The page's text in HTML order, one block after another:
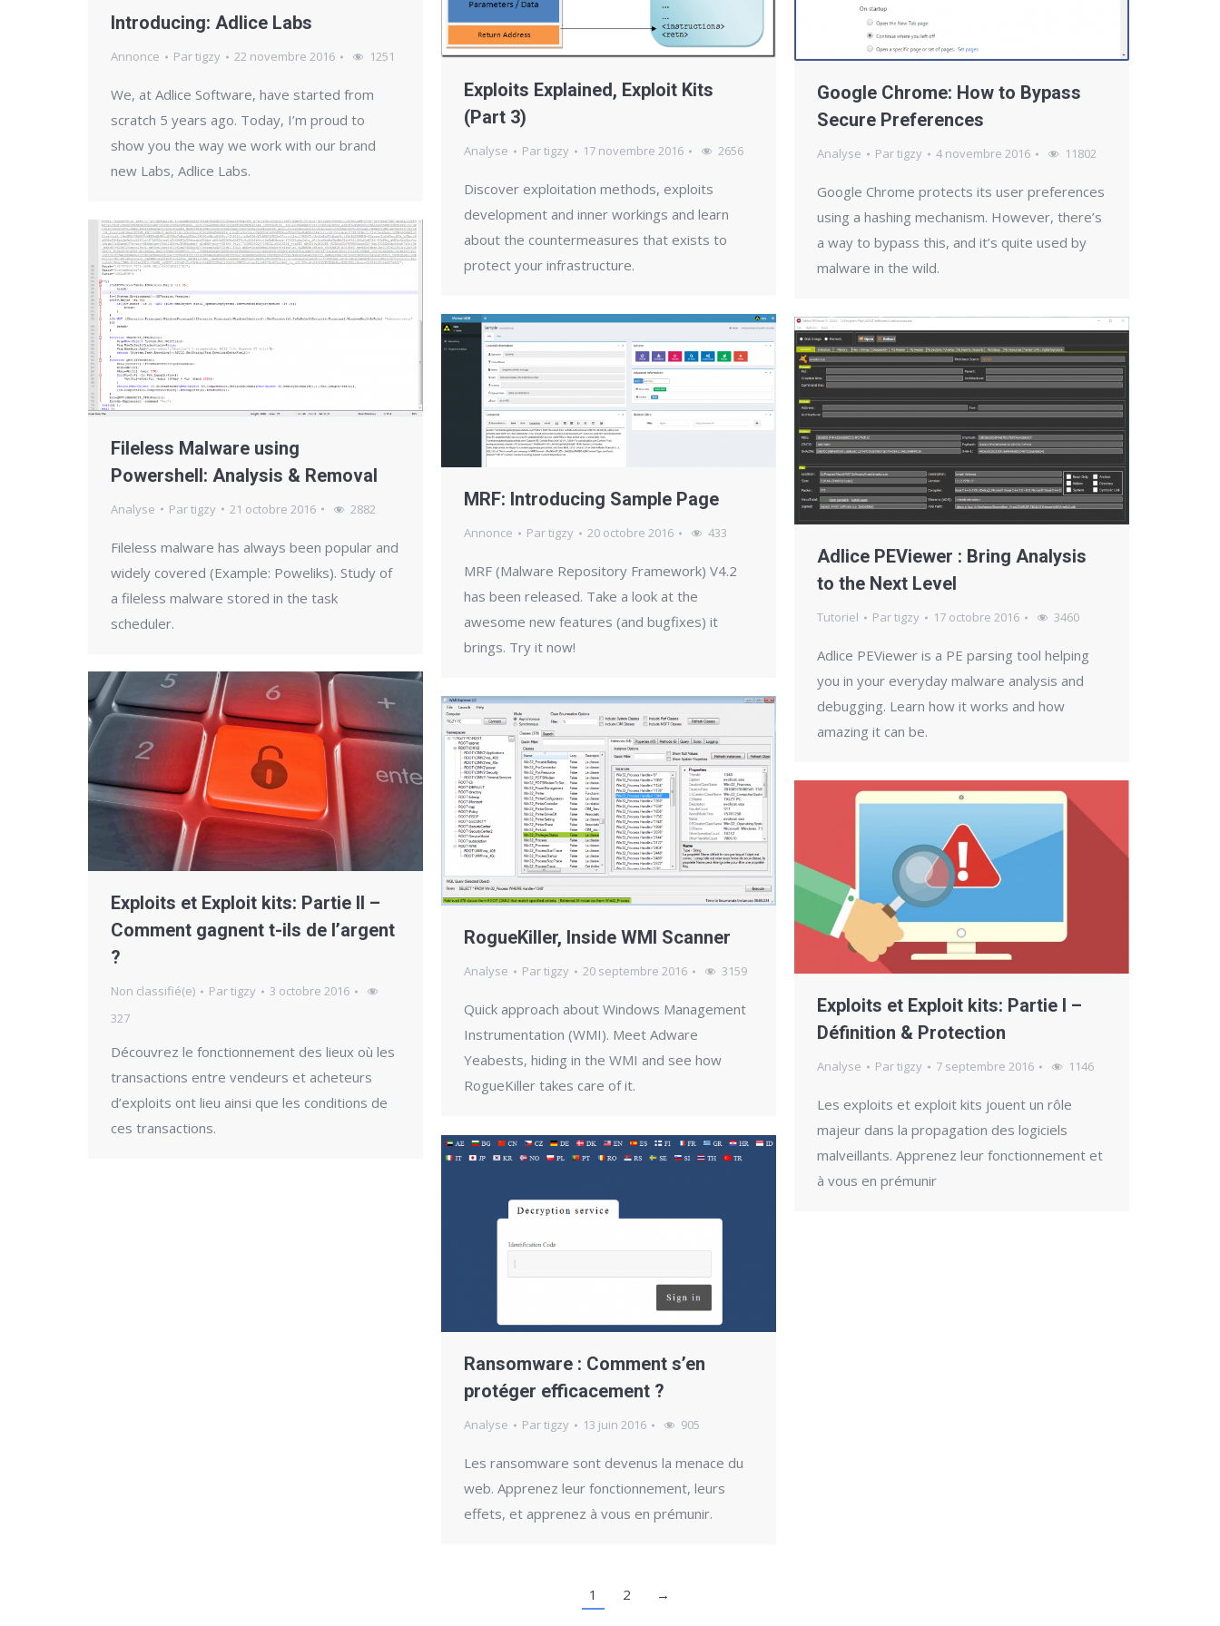
Introducing: Adlice Labs
Annonce Partigzy 22 novembre 2016 1251
We, at Adlice Software, have started from
scratch 5 years ago. Today, I’m proud to
show you the way we work with our brand
new Labs, Adlice Labs.
Exploits Explained, Exploit Kits
(Part 3)
Analyse Partigzy 17 novembre 2016 2656
Discover exploitation methods, exploits
development and inner workings and learn
about the countermeasures that exists to
protect your infrastructure.
Google Chrome: How to Bypass
Secure Preferences
Analyse Partigzy 4 novembre 2016 11802
Google Chrome protects its user preferences
using a hashing mechanism. However, there’s
a way to bypass this, and it’s quite used by
malware in the wild.
Fileless Malware using
Powershell: Analysis & Removal
Analyse Partigzy 21 octobre 2016 2882
Fileless malware has always been popular and
widely covered (Example: Poweliks). Study of
a fileless malware stored in the task
scheduler.
MRF: Introducing Sample Page
Annonce Partigzy 20 octobre 2016 433
MRF (Malware Repository Framework) V4.2
has been released. Take a look at the
awesome new features (and bugfixes) it
brings. Try it now!
Adlice PEViewer : Bring Analysis
to the Next Level
Tutoriel Partigzy 17 octobre 2016 3460
Adlice PEViewer is a PE parsing tool helping
you in your everyday malware analysis and
debugging. Learn how it works and how
amazing it can be.
Exploits et Exploit kits: Partie II –
Comment gagnent t-ils de l’argent
?
Non classifié(e) Partigzy
3 octobre 2016
327
Découvrez le fonctionnement des lieux où les
transactions entre vendeurs et acheteurs
d’exploits ont lieu ainsi que les conditions de
ces transactions.
RogueKiller, Inside WMI Scanner
Analyse Partigzy 20 septembre 2016 3159
Quick approach about Windows Management
Instrumentation (WMI). Meet Adware
Yeabests, hiding in the WMI and see how
RogueKiller takes care of it.
Exploits et Exploit kits: Partie I –
Définition & Protection
Analyse Partigzy 7 septembre 2016 1146
Les exploits et exploit kits jouent un rôle
majeur dans la propagation des logiciels
malveillants. Apprenez leur fonctionnement et
à vous en prémunir
Ransomware : Comment s’en
protéger efficacement ?
Analyse Partigzy 13 juin 2016 905
Les ransomware sont devenus la menace du
web. Apprenez leur fonctionnement, leurs
effets, et apprenez à vous en prémunir.
1 2 →